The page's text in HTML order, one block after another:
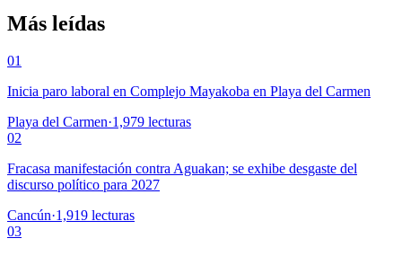
Más leídas
01
Inicia paro laboral en Complejo Mayakoba en Playa del Carmen
Playa del Carmen·1,979 lecturas
02
Fracasa manifestación contra Aguakan; se exhibe desgaste del
discurso político para 2027
Cancún·1,919 lecturas
03